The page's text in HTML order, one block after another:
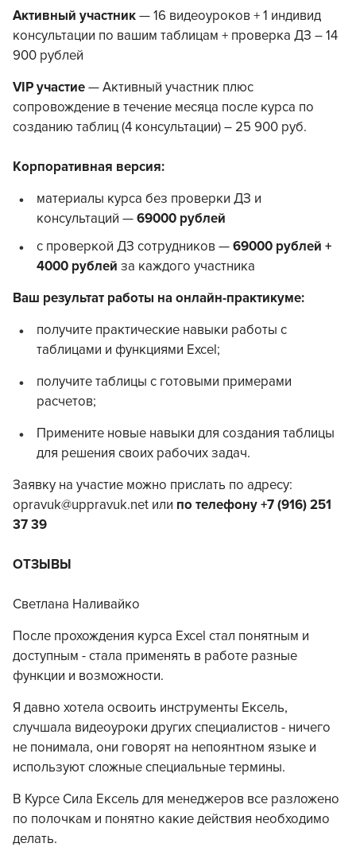
Активный участник — 16 видеоуроков + 1 индивид
консультации по вашим таблицам + проверка ДЗ – 14
900 рублей
VIP участие — Активный участник плюс
сопровождение в течение месяца после курса по
созданию таблиц (4 консультации) – 25 900 руб.
Корпоративная версия:
материалы курса без проверки ДЗ и
консультаций — 69000 рублей
с проверкой ДЗ сотрудников — 69000 рублей +
4000 рублей за каждого участника
Ваш результат работы на онлайн-практикуме:
получите практические навыки работы с
таблицами и функциями Excel;
получите таблицы с готовыми примерами
расчетов;
Примените новые навыки для создания таблицы
для решения своих рабочих задач.
Заявку на участие можно прислать по адресу:
opravuk@uppravuk.net или по телефону +7 (916) 251
37 39
ОТЗЫВЫ
Светлана Наливайко
После прохождения курса Excel стал понятным и
доступным - стала применять в работе разные
функции и возможности.
Я давно хотела освоить инструменты Ексель,
случшала видеоуроки других специалистов - ничего
не понимала, они говорят на непоянтном языке и
используют сложные специальные термины.
В Курсе Сила Ексель для менеджеров все разложено
по полочкам и понятно какие действия необходимо
делать.